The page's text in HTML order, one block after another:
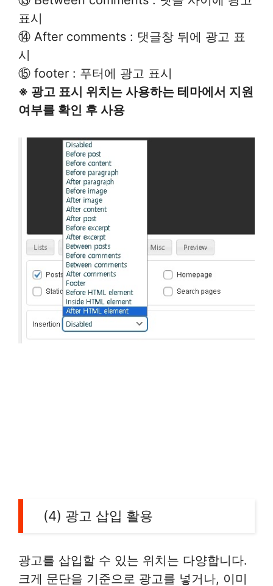
표시
⑭ After comments : 댓글창 뒤에 광고 표
시
⑮ footer : 푸터에 광고 표시
※ 광고 표시 위치는 사용하는 테마에서 지원
여부를 확인 후 사용
(4) 광고 삽입 활용
광고를 삽입할 수 있는 위치는 다양합니다.
크게 문단을 기준으로 광고를 넣거나, 이미